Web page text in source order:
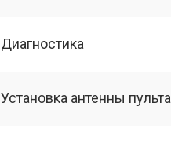
Диагностика
Установка антенны пульта